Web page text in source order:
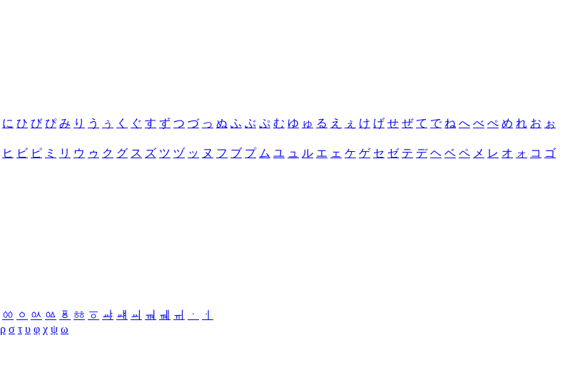
に ひ び ぴ み り う ぅ く ぐ す ず つ づ っ ぬ ふ ぶ ぷ む ゆ ゅ る え ぇ け げ せ ぜ て で ね へ べ ぺ め れ お ぉ
ヒ ビ ピ ミ リ ウ ゥ ク グ ス ズ ツ ヅ ッ ヌ フ ブ プ ム ユ ュ ル エ ェ ケ ゲ セ ゼ テ デ ヘ ベ ペ メ レ オ ォ コ ゴ
ㆀ ㆁ ㆂ ㆃ ㆄ ㆅ ㆆ ㆇ ㆈ ㆉ ㆊ ㆋ ㆌ ㆍ
ㆎ
ρ σ τ υ φ χ ψ ω